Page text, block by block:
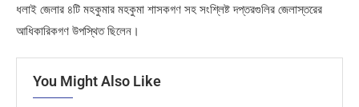
ধলাই জেলার ৪টি মহকুমার মহকুমা শাসকগণ সহ সংশ্লিষ্ট দপ্তরগুলির জেলাস্তরের
আধিকারিকগণ উপস্থিত ছিলেন।
You Might Also Like